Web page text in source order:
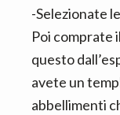
-Selezionate
Poi comprate
questo
avete un
abbellimenti